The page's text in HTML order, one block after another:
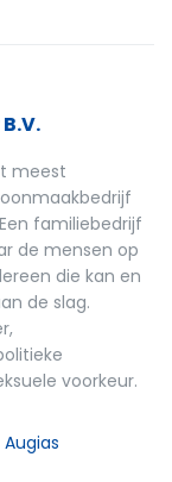
meest
familiebedrijf
de mensen op
die kan en
de slag.
voorkeur.